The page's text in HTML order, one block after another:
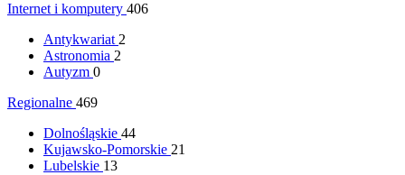
Internet i komputery 406
Antykwariat 2
Astronomia 2
Autyzm 0
Regionalne 469
Dolnośląskie 44
Kujawsko-Pomorskie 21
Lubelskie 13